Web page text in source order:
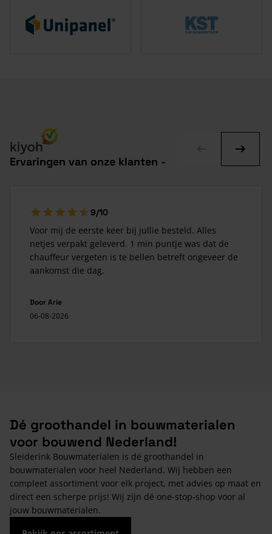
Ervaringen van onze klanten -
9/10
Voor mij de eerste keer bij jullie besteld. Alles
netjes verpakt geleverd. 1 min puntje was dat de
chauffeur vergeten is te bellen betreft ongeveer de
aankomst die dag.
DoorArie
06-08-2026
Dé groothandel in bouwmaterialen
voor bouwend Nederland!
Sleiderink Bouwmaterialen is dé groothandel in
bouwmaterialen voor heel Nederland. Wij hebben een
compleet assortiment voor elk project, met advies op maat en
direct een scherpe prijs! Wij zijn dé one-stop-shop voor al
jouw bouwmaterialen.